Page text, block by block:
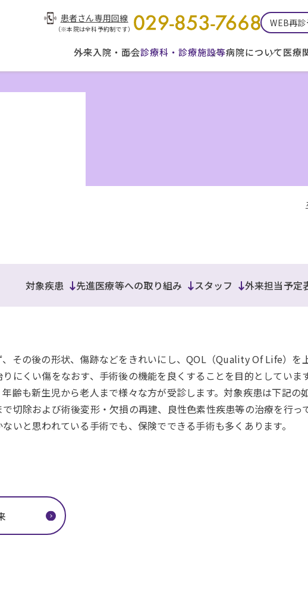
患者さん専用回線
（※本院は全科予約制です）
WEB再
外来入院・面会診療科・診療施設等病院について医療
対象疾患 先進医療等への取り組み スタッフ 外来担当予定
その後の形状、傷跡などをきれいにし、QOL（Quality Of Life）を
にくい傷をなおす、手術後の機能を良くすることを目的としていま
齢も新生児から老人まで様々な方が受診します。対象疾患は下記の
切除および術後変形・欠損の再建、良性色素性疾患等の治療を行っ
いと思われている手術でも、保険でできる手術も多くあります。